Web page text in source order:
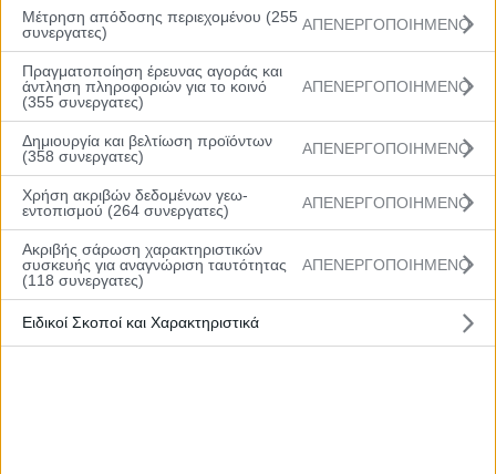
Μέτρηση απόδοσης περιεχομένου (255
συνεργατες)
ΑΠΕΝΕΡΓΟΠΟΙΗΜΕΝΟ
Πραγματοποίηση έρευνας αγοράς και
άντληση πληροφοριών για το κοινό
(355 συνεργατες)
ΑΠΕΝΕΡΓΟΠΟΙΗΜΕΝΟ
Δημιουργία και βελτίωση προϊόντων
(358 συνεργατες)
ΑΠΕΝΕΡΓΟΠΟΙΗΜΕΝΟ
Χρήση ακριβών δεδομένων γεω-
εντοπισμού (264 συνεργατες)
ΑΠΕΝΕΡΓΟΠΟΙΗΜΕΝΟ
Ακριβής σάρωση χαρακτηριστικών
συσκευής για αναγνώριση ταυτότητας
(118 συνεργατες)
ΑΠΕΝΕΡΓΟΠΟΙΗΜΕΝΟ
Ειδικοί Σκοποί και Χαρακτηριστικά
Όροι Χρήσης|
Πολιτική Απορρήτου
| © 2022 All Rights
Reserved